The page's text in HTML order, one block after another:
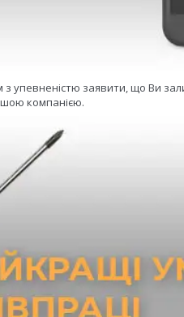
упевненістю заявити, що Ви
компанією.